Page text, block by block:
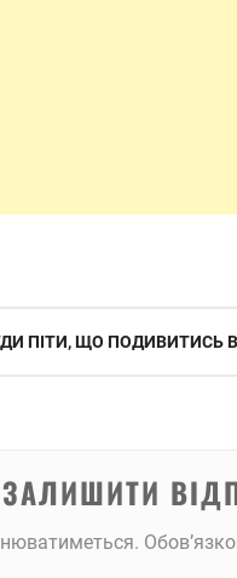
ПІТИ, ЩО ПОДИВИТИСЬ
ЗАЛИШИТИ